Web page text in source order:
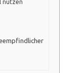
nutzen